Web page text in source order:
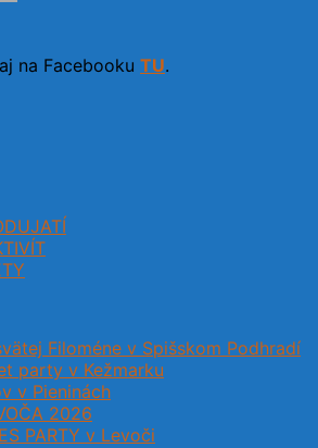
na Facebooku TU.
Filoméne v Spišskom Podhradí
party v Kežmarku
v Pieninách
2026
PARTY v Levoči